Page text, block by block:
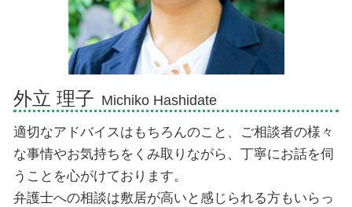
交通事故 弁護士 御殿場市
相続 弁護士 熱海市
外立 理子 Michiko Hashidate
適切なアドバイスはもちろんのこと、ご相談者の様々
な事情やお気持ちをくみ取りながら、丁寧にお話を伺
うことを心がけております。
弁護士への相談は敷居が高いと感じられる方もいらっ